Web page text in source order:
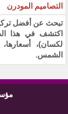
التصاميم المودرن
تبحث عن أفضل
اكتشف في هذا
لكسان)،
الشمس.